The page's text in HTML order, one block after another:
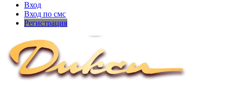
Вход
Вход по смс
Регистрация